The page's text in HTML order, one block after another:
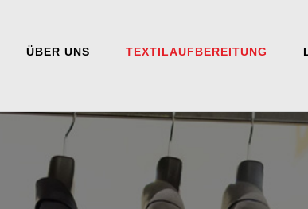
ÜBER UNS TEXTILAUFBEREITUNG